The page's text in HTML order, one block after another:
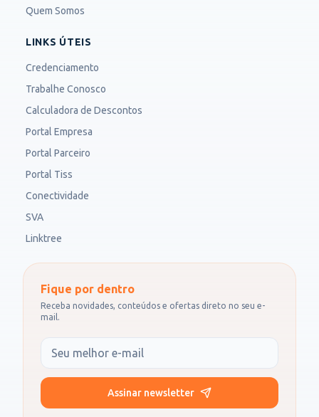
Quem Somos
LINKS ÚTEIS
Credenciamento
Trabalhe Conosco
Calculadora de Descontos
Portal Empresa
Portal Parceiro
Portal Tiss
Conectividade
SVA
Linktree
Fique por dentro
Receba novidades, conteúdos e ofertas direto no seu e-
mail.
Seu e-mail
Assinar newsletter